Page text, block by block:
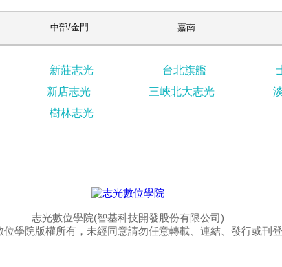
中部/金門 嘉南
新莊志光 台北旗艦
新店志光 三峽北大志光
樹林志光
志光數位學院(智基科技開發股份有限公司)
學院版權所有，未經同意請勿任意轉載、連結、發行或刊登